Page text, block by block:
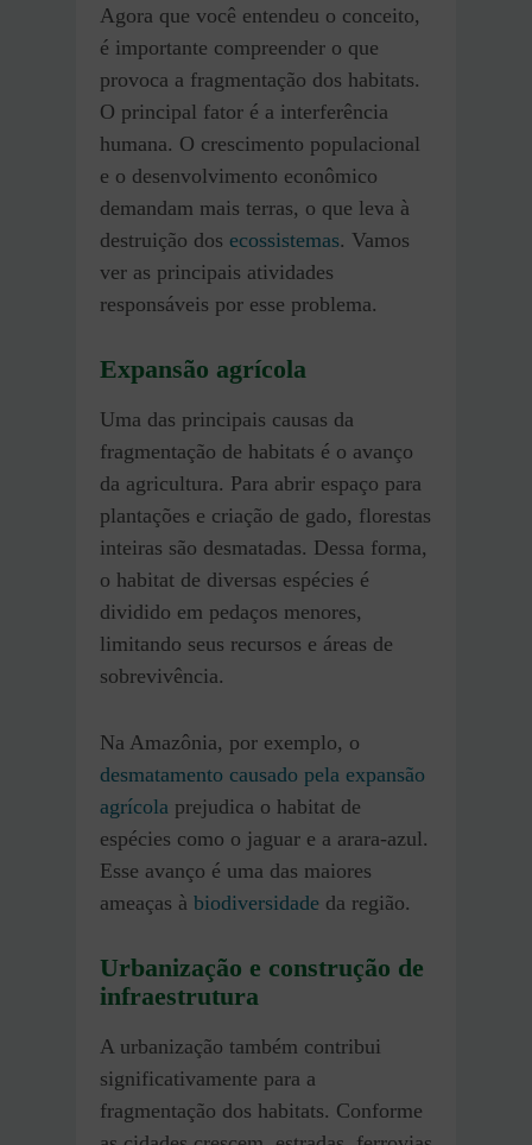
Agora que você entendeu o conceito,
é importante compreender o que
provoca a fragmentação dos habitats.
O principal fator é a interferência
humana. O crescimento populacional
e o desenvolvimento econômico
demandam mais terras, o que leva à
destruição dos ecossistemas. Vamos
ver as principais atividades
responsáveis por esse problema.
Expansão agrícola
Uma das principais causas da
fragmentação de habitats é o avanço
da agricultura. Para abrir espaço para
plantações e criação de gado, florestas
inteiras são desmatadas. Dessa forma,
o habitat de diversas espécies é
dividido em pedaços menores,
limitando seus recursos e áreas de
sobrevivência.
Na Amazônia, por exemplo, o
desmatamento causado pela expansão
agrícola prejudica o habitat de
espécies como o jaguar e a arara-azul.
Esse avanço é uma das maiores
ameaças à biodiversidade da região.
Urbanização e construção de
infraestrutura
A urbanização também contribui
significativamente para a
fragmentação dos habitats. Conforme